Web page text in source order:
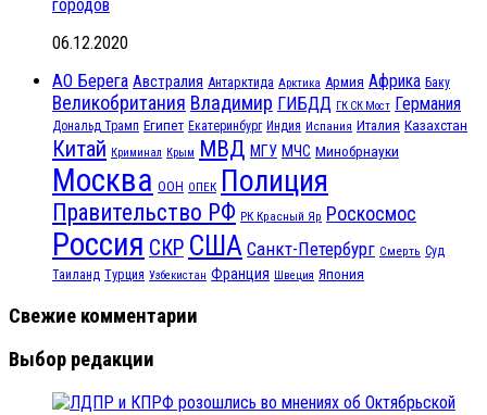
городов
06.12.2020
АО Берега Австралия Антарктида Арктика Армия Африка Баку
Великобритания Владимир ГИБДД ГК СК Мост Германия
Дональд Трамп Египет Екатеринбург Индия Испания Италия Казахстан
Китай Криминал Крым МВД МГУ МЧС Минобрнауки
Москва ООН ОПЕК Полиция
Правительство РФ РК Красный Яр Роскосмос
Россия СКР США Санкт-Петербург Смерть Суд
Таиланд Турция Узбекистан Франция Швеция Япония
Свежие комментарии
Выбор редакции